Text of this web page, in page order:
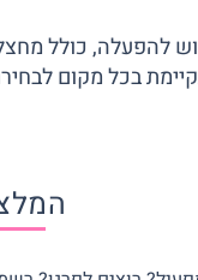
להפעלה, כולל
בכל מקום